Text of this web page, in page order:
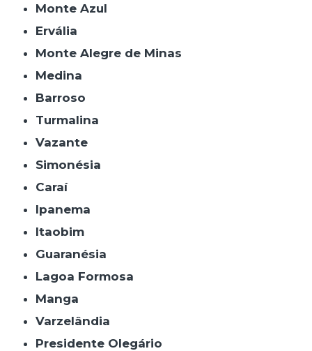
Monte Azul
Ervália
Monte Alegre de Minas
Medina
Barroso
Turmalina
Vazante
Simonésia
Caraí
Ipanema
Itaobim
Guaranésia
Lagoa Formosa
Manga
Varzelândia
Presidente Olegário